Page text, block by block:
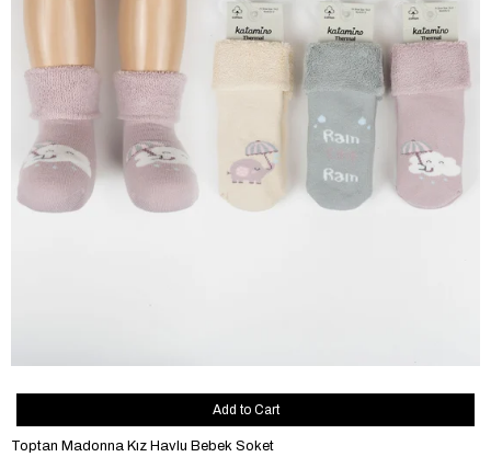
Toptan Madonna Kız Havlu Bebek Soket
Add to Cart